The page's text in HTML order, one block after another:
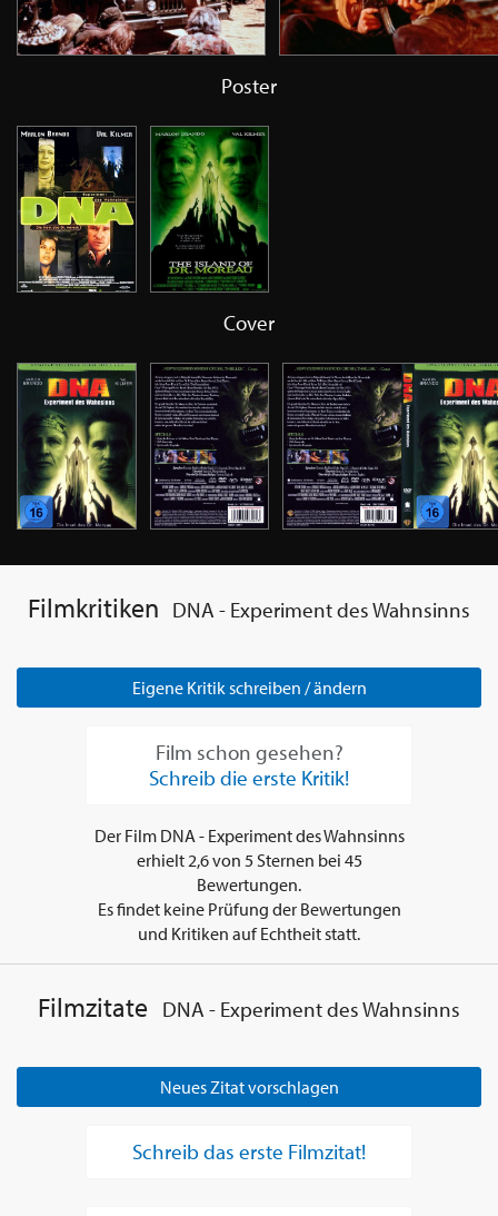
Poster
Cover
Filmkritiken DNA - Experiment des Wahnsinns
Eigene Kritik schreiben / ändern
Film schon gesehen?
Schreib die erste Kritik!
Der Film DNA - Experiment des Wahnsinns
erhielt2,6von 5Sternen bei 45
Bewertungen.
Es findet keine Prüfung der Bewertungen
und Kritiken auf Echtheit statt.
Filmzitate DNA - Experiment des Wahnsinns
Neues Zitat vorschlagen
Schreib das erste Filmzitat!